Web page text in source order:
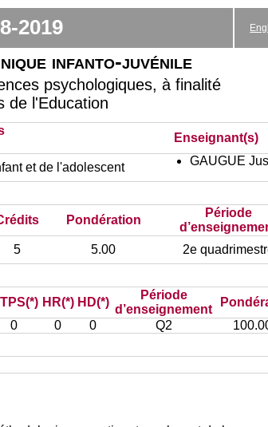
2019
infanto-juvénile
psychologiques, à finalité
de l'Education
Enseignant(s)
et de l'adolescent GAUGUE
Pondération
Période
5 5.00 2e
HR(*) HD(*)
Période
d’enseignement
0 0 0 Q2